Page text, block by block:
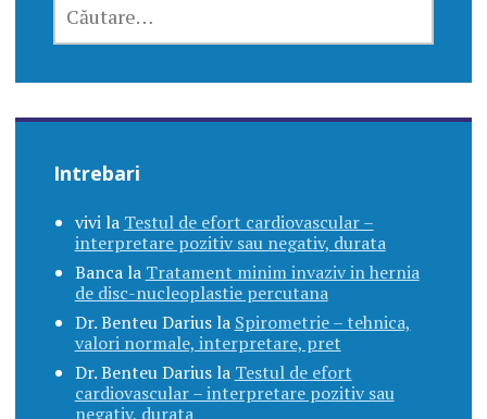
DUPĂ:
Intrebari
vivila Testul de efort cardiovascular –
interpretare pozitiv sau negativ, durata
Bancala Tratament minim invaziv in hernia
de disc-nucleoplastie percutana
Dr. Benteu Dariusla Spirometrie – tehnica,
valori normale, interpretare, pret
Dr. Benteu Dariusla Testul de efort
cardiovascular – interpretare pozitiv sau
negativ, durata